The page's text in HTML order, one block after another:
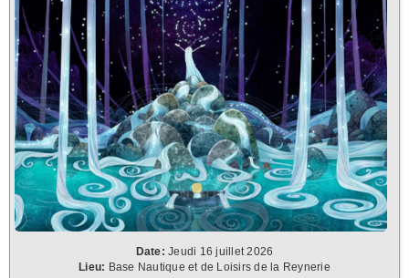
Date: Jeudi 16 juillet 2026
Lieu: Base Nautique et de Loisirs de la Reynerie